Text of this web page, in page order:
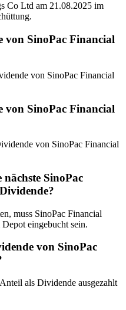
Co Ltd am 21.08.2025 im
von SinoPac Financial
von SinoPac Financial
von SinoPac Financial
von SinoPac Financial
SinoPac
muss SinoPac Financial
eingebucht sein.
von SinoPac
als Dividende ausgezahlt